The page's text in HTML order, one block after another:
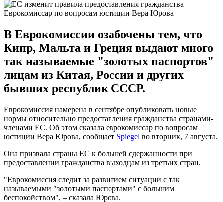
Еврокомиссар по вопросам юстиции Вера Юрова
В Еврокомиссии озабочены тем, что
Кипр, Мальта и Греция выдают много
так называемые "золотых паспортов"
лицам из Китая, России и других
бывших республик СССР.
Еврокомиссия намерена в сентябре опубликовать новые
нормы относительно предоставления гражданства странами-
членами ЕС. Об этом сказала еврокомиссар по вопросам
юстиции Вера Юрова, сообщает Spiegel во вторник, 7 августа.
Она призвала страны ЕС к большей сдержанности при
предоставлении гражданства выходцам из третьих стран.
"Еврокомиссия следит за развитием ситуации с так
называемыми "золотыми паспортами" с большим
беспокойством", – сказала Юрова.